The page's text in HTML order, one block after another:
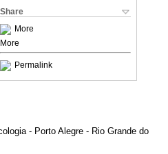
Share
More
More
Permalink
- Porto Alegre - Rio Grande do